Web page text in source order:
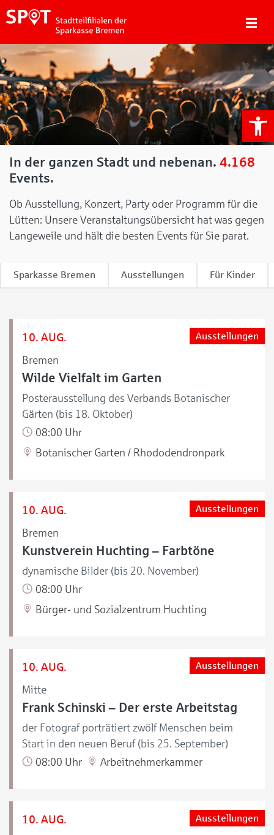
In der ganzen Stadt und nebenan. 4.168
Events.
Ob Ausstellung, Konzert, Party oder Programm für die
Lütten: Unsere Veranstaltungsübersicht hat was gegen
Langeweile und hält die besten Events für Sie parat.
Sparkasse Bremen Ausstellungen Für Kinder
10. AUG.
Bremen
Ausstellungen
Wilde Vielfalt im Garten
Posterausstellung des Verbands Botanischer
Gärten (bis 18. Oktober)
08:00 Uhr
Botanischer Garten / Rhododendronpark
10. AUG.
Bremen
Ausstellungen
Kunstverein Huchting – Farbtöne
dynamische Bilder (bis 20. November)
08:00 Uhr
Bürger- und Sozialzentrum Huchting
10. AUG.
Mitte
Ausstellungen
Frank Schinski – Der erste Arbeitstag
der Fotograf porträtiert zwölf Menschen beim
Start in den neuen Beruf (bis 25. September)
08:00 Uhr
Arbeitnehmerkammer
10. AUG. Ausstellungen